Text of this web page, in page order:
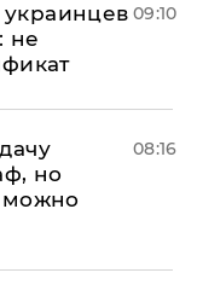
не
09:10
но
можно
08:16